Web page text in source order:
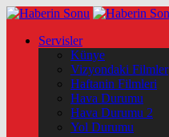
Servisler
Künye
Vizyondaki Filmler
Haftanin Filmleri
Hava Durumu
Hava Durumu 2
Yol Durumu